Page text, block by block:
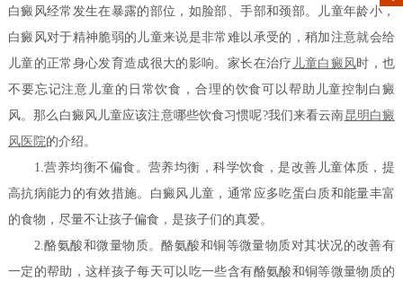
白癜风经常发生在暴露的部位，如脸部、手部和颈部。儿童年龄小，
白癜风对于精神脆弱的儿童来说是非常难以承受的，稍加注意就会给
儿童的正常身心发育造成很大的影响。家长在治疗 儿童白癜风时，也
不要忘记注意儿童的日常饮食，合理的饮食可以帮助儿童控制白癜
风。那么白癜风儿童应该注意哪些饮食习惯呢?我们来看云南昆明白癜
风医院的介绍。
1.营养均衡不偏食。营养均衡，科学饮食，是改善儿童体质，提
高抗病能力的有效措施。白癜风儿童，通常应多吃蛋白质和能量丰富
的食物，尽量不让孩子偏食，是孩子们的真爱。
2.酪氨酸和微量物质。酪氨酸和铜等微量物质对其状况的改善有
一定的帮助，这样孩子每天可以吃一些含有酪氨酸和铜等微量物质的